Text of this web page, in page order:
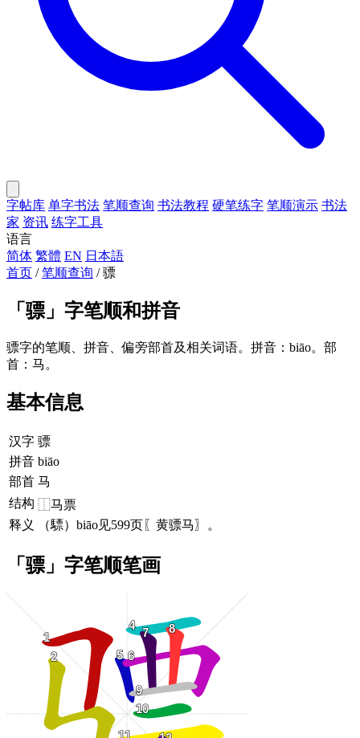
字帖库 单字书法 笔顺查询 书法教程 硬笔练字 笔顺演示 书法
家 资讯 练字工具
语言
简体 繁體 EN 日本語
首页 / 笔顺查询 / 骠
「 骠 」字笔顺和拼音
骠字的笔顺、拼音、偏旁部首及相关词语。拼音：biāo。部
首：马。
基本信息
汉字 骠
拼音 biāo
部首 马
结构 ⿰马票
释义
（驃）biāo见599页〖黄骠马〗。
「骠」字笔顺笔画